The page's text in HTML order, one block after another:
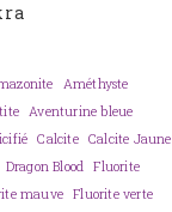
Améthyste
Aventurine bleue
Calcite Calcite Jaune
Dragon Blood
Fluorite
mauve Fluorite verte